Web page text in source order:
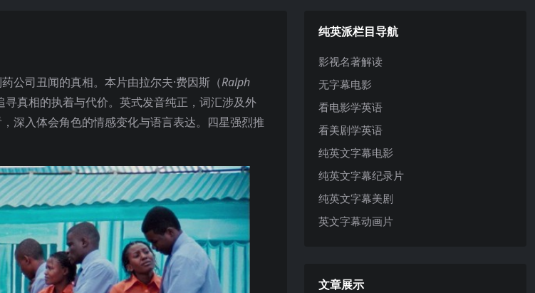
公司丑闻的真相。本片由拉尔夫·费因斯（Ralph
真相的执着与代价。英式发音纯正，词汇涉及外
深入体会角色的情感变化与语言表达。四星强烈推
纯英派栏目导航
影视名著解读
无字幕电影
看电影学英语
看美剧学英语
纯英文字幕电影
纯英文字幕纪录片
纯英文字幕美剧
英文字幕动画片
文章展示